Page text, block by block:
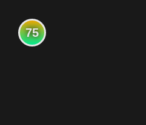
75